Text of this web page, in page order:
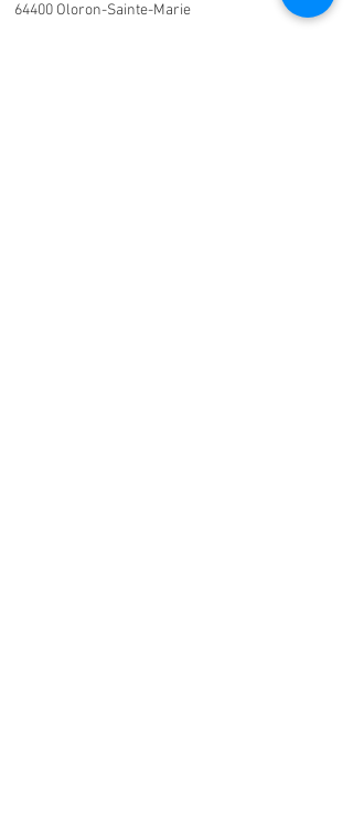
64400 Oloron-Sainte-Marie